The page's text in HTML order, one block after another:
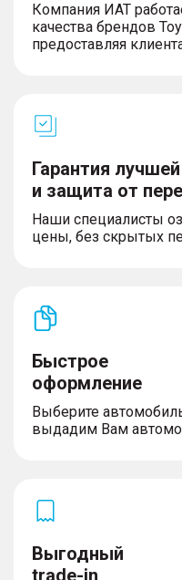
Компания ИАТ
качества брендов
предоставляя
Гарантия
и защита от
Наши специалисты
цены, без скрытых
Быстрое
оформление
Выберите
выдадим Вам
Выгодный
trade-in